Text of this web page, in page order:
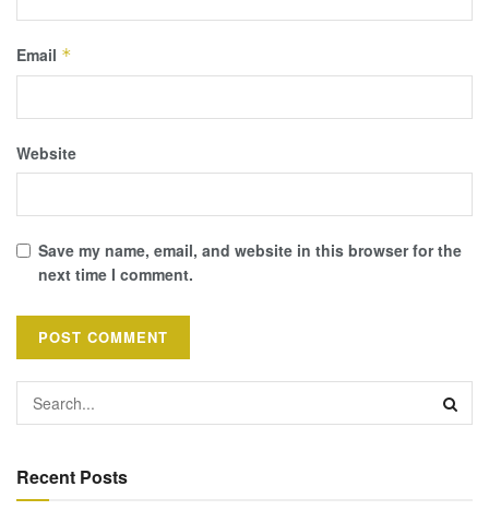
Email *
Website
Save my name, email, and website in this browser for the
next time I comment.
Recent Posts